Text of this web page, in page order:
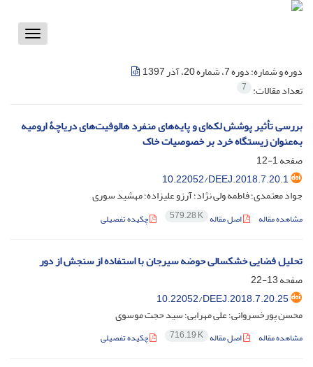
Toggle
دوره و شماره:دوره 7، شماره 20، آذر 1397
تعداد مقالات: 7
بررسی تأثیر پوشش لکه‌ای و پایه‌های منفرد هالوفیت‌های دریاچۀ ارومیه
به‌عنوان زیستگاه خرد بر خصوصیات خاک
صفحه1-12
10.22052/DEEJ.2018.7.20.1
جواد معتمدی؛ فاطمه ولی نژاد؛ آرزو علیزاده؛ مهشید سوری
مشاهده مقاله اصل مقاله 579.28 K چکیده تفصیلی
تحلیل فضایی خشکسالی حوضه سیرجان با استفاده از سنجش از دور
صفحه13-22
10.22052/DEEJ.2018.7.20.25
محسن پورخسروانی؛ علی مهرابی؛ سید حجت موسوی
مشاهده مقاله اصل مقاله 716.19 K چکیده تفصیلی